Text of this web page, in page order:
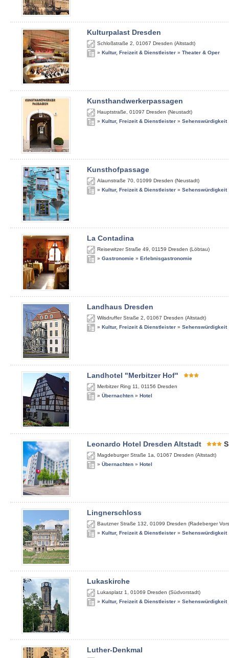
Kulturpalast Dresden
Schloßstraße 2 01067 Dresden (Altstadt)
» Kultur, Freizeit & Dienstleister » Theater & Oper
Kunsthandwerkerpassagen
Hauptstraße 01097 Dresden (Neustadt)
» Kultur, Freizeit & Dienstleister » Sehenswürdigkeit
Kunsthofpassage
Alaunstraße 70 01099 Dresden (Neustadt)
» Kultur, Freizeit & Dienstleister » Sehenswürdigkeit
La Contadina
Reisewitzer Straße 49 01159 Dresden (Löbtau)
» Gastronomie » Erlebnisgastronomie
Landhaus Dresden
Wilsdruffer Straße 2 01067 Dresden (Altstadt)
» Kultur, Freizeit & Dienstleister » Sehenswürdigkeit
Landhotel "Merbitzer Hof"
Merbitzer Ring 11 01156 Dresden
» Übernachten » Hotel
Leonardo Hotel Dresden Altstadt S
Magdeburger Straße 1a 01067 Dresden (Altstadt)
» Übernachten » Hotel
Lingnerschloss
Bautzner Straße 132 01099 Dresden (Radeberger
» Kultur, Freizeit & Dienstleister » Sehenswürdigkeit
Lukaskirche
Lukasplatz 1 01069 Dresden (Südvorstadt)
» Kultur, Freizeit & Dienstleister » Sehenswürdigkeit
Luther-Denkmal